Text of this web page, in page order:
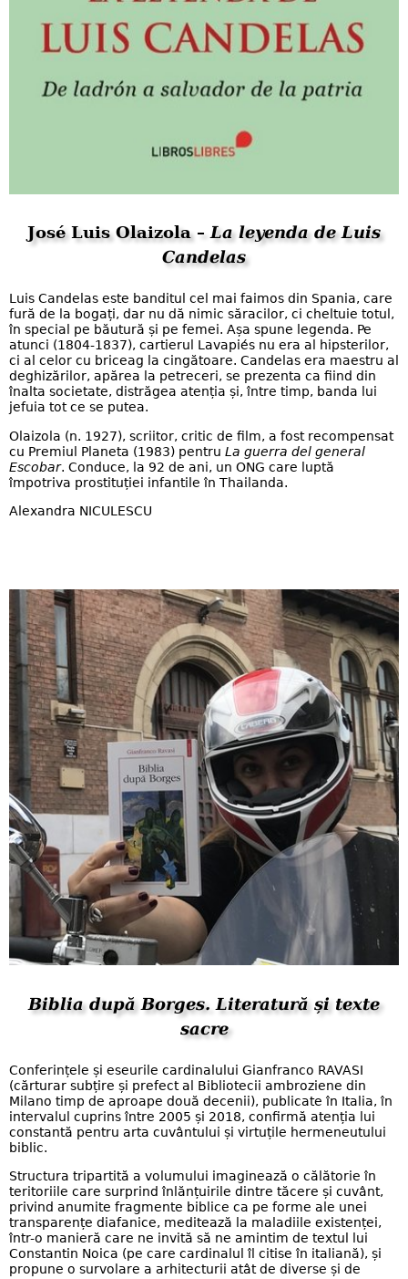
José Luis Olaizola –La leyenda de Luis
Candelas
Luis Candelas este banditul cel mai faimos din Spania, care
fură de la bogați, dar nu dă nimic săracilor, ci cheltuie totul,
în special pe băutură și pe femei. Așa spune legenda. Pe
atunci (1804-1837), cartierul Lavapiés nu era al hipsterilor,
ci al celor cu briceag la cingătoare. Candelas era maestru al
deghizărilor, apărea la petreceri, se prezenta ca fiind din
înalta societate, distrăgea atenția și, între timp, banda lui
jefuia tot ce se putea.
Olaizola (n. 1927), scriitor, critic de film, a fost recompensat
cu Premiul Planeta (1983) pentru La guerra del general
Escobar. Conduce, la 92 de ani, un ONG care luptă
împotriva prostituției infantile în Thailanda.
Alexandra NICULESCU
Biblia după Borges. Literatură și texte
sacre
Conferințele și eseurile cardinalului Gianfranco RAVASI
(cărturar subțire și prefect al Bibliotecii ambroziene din
Milano timp de aproape două decenii), publicate în Italia, în
intervalul cuprins între 2005 și 2018, confirmă atenția lui
constantă pentru arta cuvântului și virtuțile hermeneutului
biblic.
Structura tripartită a volumului imaginează o călătorie în
teritoriile care surprind înlănțuirile dintre tăcere și cuvânt,
privind anumite fragmente biblice ca pe forme ale unei
transparențe diafanice, meditează la maladiile existenței,
într-o manieră care ne invită să ne amintim de textul lui
Constantin Noica (pe care cardinalul îl citise în italiană), și
propune o survolare a arhitecturii atât de diverse și de